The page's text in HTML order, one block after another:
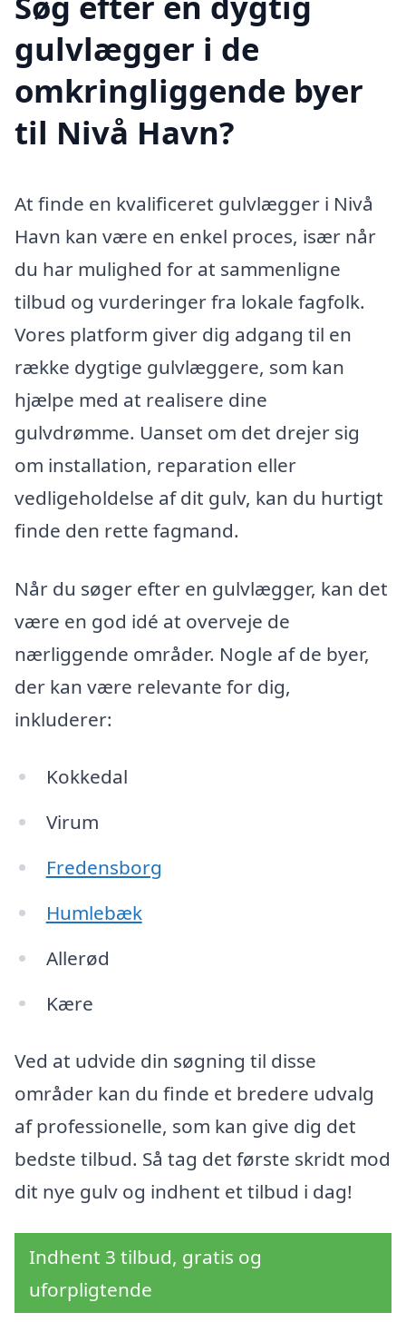
gulvlægger i de
omkringliggende byer
til Nivå Havn?
At finde en kvalificeret gulvlægger i Nivå
Havn kan være en enkel proces, især når
du har mulighed for at sammenligne
tilbud og vurderinger fra lokale fagfolk.
Vores platform giver dig adgang til en
række dygtige gulvlæggere, som kan
hjælpe med at realisere dine
gulvdrømme. Uanset om det drejer sig
om installation, reparation eller
vedligeholdelse af dit gulv, kan du hurtigt
finde den rette fagmand.
Når du søger efter en gulvlægger, kan det
være en god idé at overveje de
nærliggende områder. Nogle af de byer,
der kan være relevante for dig,
inkluderer:
Kokkedal
Virum
Fredensborg
Humlebæk
Allerød
Kære
Ved at udvide din søgning til disse
områder kan du finde et bredere udvalg
af professionelle, som kan give dig det
bedste tilbud. Så tag det første skridt mod
dit nye gulv og indhent et tilbud i dag!
Indhent 3 tilbud, gratis og
uforpligtende